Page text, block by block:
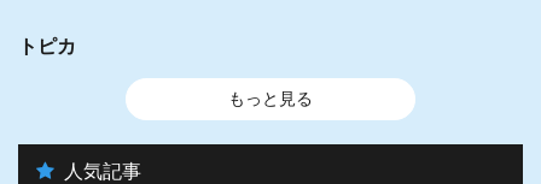
トピカ
もっと見る
人気記事